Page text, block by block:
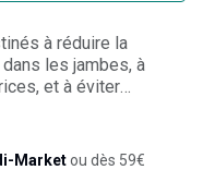
à réduire la
les jambes, à
et à éviter
de cheville de 26 à
Marketou dès 59€